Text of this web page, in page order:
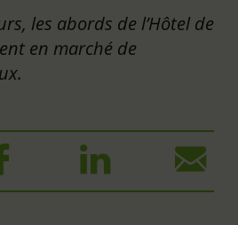
les abords de l’Hôtel de
en marché de